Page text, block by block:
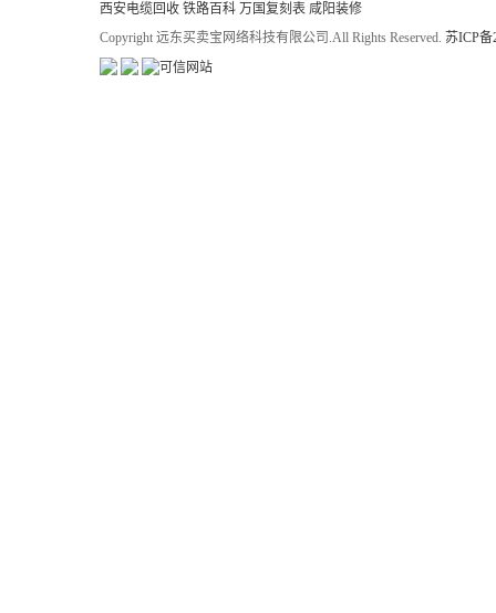
西安电缆回收 铁路百科 万国复刻表 咸阳装修
Copyright 远东买卖宝网络科技有限公司.All Rights Reserved. 苏ICP备